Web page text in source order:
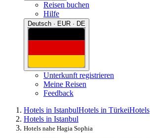
Reisen buchen
Hilfe
Deutsch · EUR · DE
Unterkunft registrieren
Meine Reisen
Feedback
Hotels in IstanbulHotels in TürkeiHotels
Hotels in Istanbul
Hotels nahe Hagia Sophia